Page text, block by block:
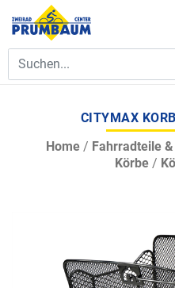
CITYMAX
Home/ Fahrradteile
Körbe/